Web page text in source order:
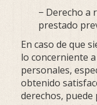
− Derecho a
prestado
En caso de que
lo concerniente
personales,
obtenido
derechos,